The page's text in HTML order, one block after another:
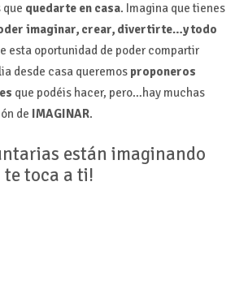
que quedarte en casa. Imagina que tienes
imaginar, crear, divertirte…y todo
esta oportunidad de poder compartir
desde casa queremos proponeros
que podéis hacer, pero…hay muchas
de IMAGINAR.
están imaginando
te toca a ti!